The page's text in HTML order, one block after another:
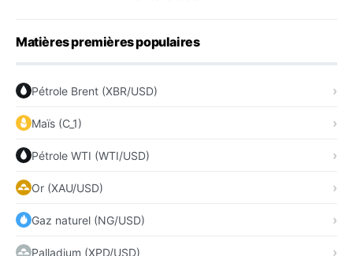
Matières premières populaires
Pétrole Brent (XBR/USD)
Maïs (C_1)
Pétrole WTI (WTI/USD)
Or (XAU/USD)
Gaz naturel (NG/USD)
Palladium (XPD/USD)